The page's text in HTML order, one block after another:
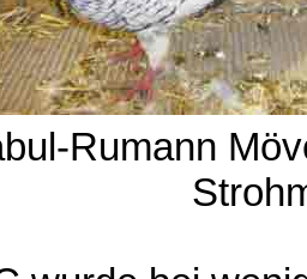
Rumann